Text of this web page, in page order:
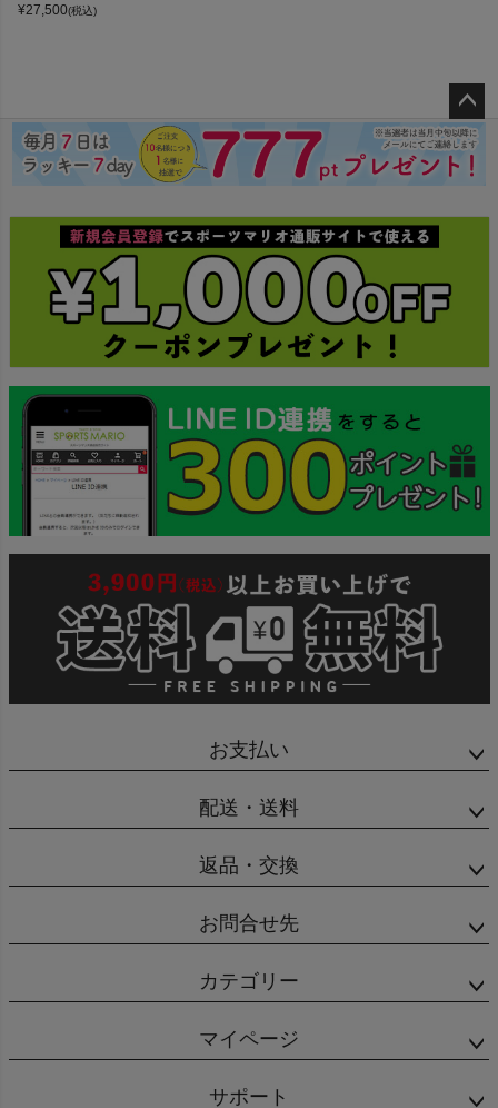
グシューズ ランシュー
¥27,500(税込)
ペー
ジト
ップ
お支払い
配送・送料
返品・交換
お問合せ先
カテゴリー
マイページ
サポート